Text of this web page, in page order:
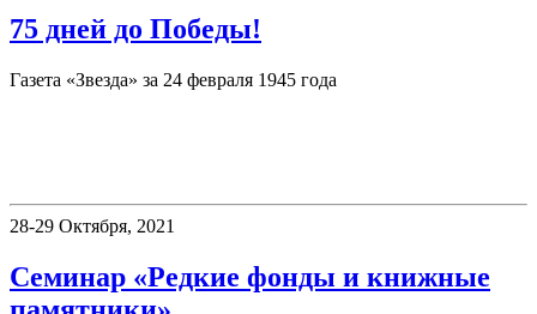
75 дней до Победы!
Газета «Звезда» за 24 февраля 1945 года
28-29 Октября, 2021
Семинар «Редкие фонды и книжные